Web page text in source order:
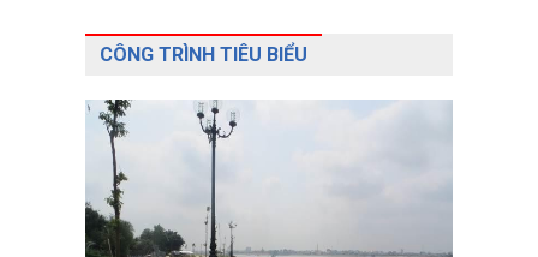
CÔNG TRÌNH TIÊU BIỂU